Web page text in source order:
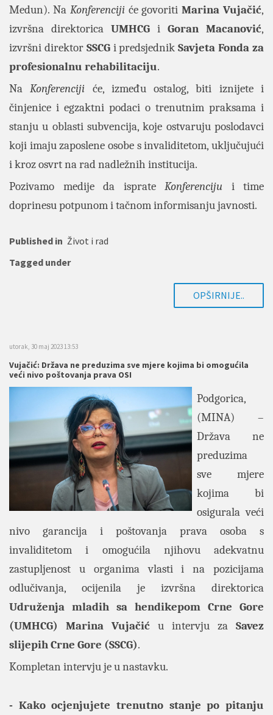
Medun). Na Konferenciji će govoritiMarina Vujačić,
izvršna direktorica UMHCG i Goran Macanović,
izvršni direktor SSCGi predsjednikSavjeta Fonda za
profesionalnu rehabilitaciju.
NaKonferenciji će, između ostalog, biti iznijete i
činjenice i egzaktni podaci o trenutnim praksama i
stanju u oblasti subvencija, koje ostvaruju poslodavci
koji imaju zaposlene osobe s invaliditetom, uključujući
i kroz osvrt na rad nadležnih institucija.
Pozivamo medije da isprate Konferenciju i time
doprinesu potpunom i tačnom informisanju javnosti.
Published in Život i rad
Tagged under
OPŠIRNIJE..
utorak, 30 maj 2023 13:53
Vujačić: Država ne preduzima sve mjere kojima bi omogućila
veći nivo poštovanja prava OSI
Podgorica,
(MINA) –
Država ne
preduzima
sve mjere
kojima bi
osigurala veći
nivo garancija i poštovanja prava osoba s
invaliditetom i omogućila njihovu adekvatnu
zastupljenost u organima vlasti i na pozicijama
odlučivanja, ocijenila je izvršna direktorica
Udruženja mladih sa hendikepom Crne Gore
(UMHCG) Marina Vujačić u intervju za Savez
slijepih Crne Gore (SSCG).
Kompletan intervju je u nastavku.
- Kako ocjenjujete trenutno stanje po pitanju